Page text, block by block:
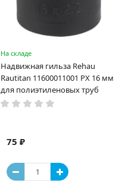
На складе
Надвижная гильза Rehau
Rautitan 11600011001 PX 16 мм
для полиэтиленовых труб
75 ₽